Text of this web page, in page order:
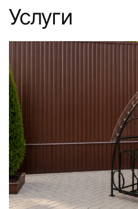
Услуги